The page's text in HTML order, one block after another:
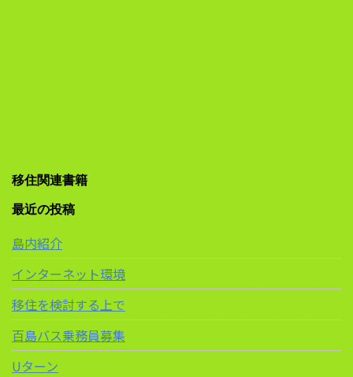
移住関連書籍
最近の投稿
島内紹介
インターネット環境
移住を検討する上で
百島バス乗務員募集
Uターン